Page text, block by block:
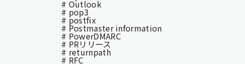
# Outlook
# pop3
# postfix
# Postmaster information
# PowerDMARC
# PRリリース
# returnpath
# RFC